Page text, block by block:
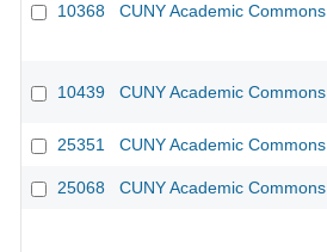
10368 CUNY Academic Commons
10439 CUNY Academic Commons
25351 CUNY Academic Commons
25068
CUNY Academic Commons